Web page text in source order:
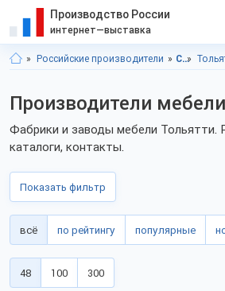
Производство России
интернет—выставка
Российские производители Самарская область
Производители
Фабрики и заводы мебели Тольятти.
каталоги, контакты.
Показать фильтр
всё по рейтингу популярные
48 100 300